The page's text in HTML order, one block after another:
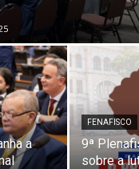
a
FENAFISCO
9ª
sobre a